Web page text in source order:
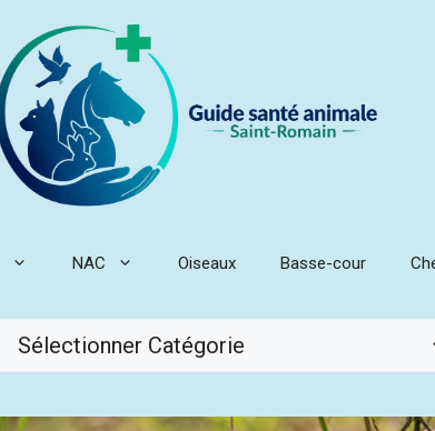
NAC Oiseaux Basse-cour
Catégories